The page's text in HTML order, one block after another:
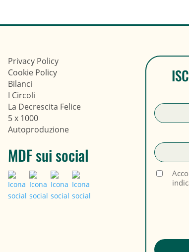
Privacy Policy
Cookie Policy
Bilanci
I Circoli
La Decrescita Felice
5 x 1000
Autoproduzione
MDF sui social